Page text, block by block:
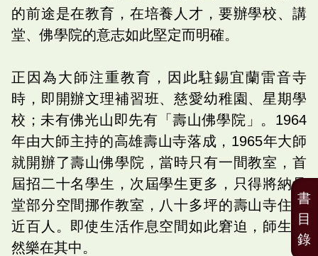
的前途是在教育，在培養人才，要辦學校、講
堂、佛學院的意志如此堅定而明確。
正因為大師注重教育，因此駐錫宜蘭雷音寺
時，即開辦文理補習班、慈愛幼稚園、星期學
校；未有佛光山即先有「壽山佛學院」。1964
年由大師主持的高雄壽山寺落成，1965年大師
就開辦了壽山佛學院，當時只有一間教室，首
屆招二十名學生，次屆學生更多，只得將納骨
堂部分空間挪作教室，八十多坪的壽山寺住了
近百人。即使生活作息空間如此窘迫，師生仍
然樂在其中。
書
目
錄